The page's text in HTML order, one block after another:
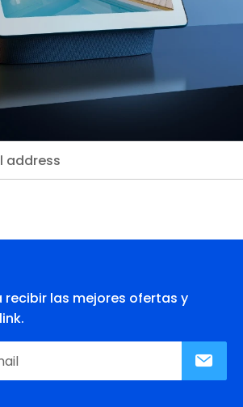
recibir las mejores ofertas y